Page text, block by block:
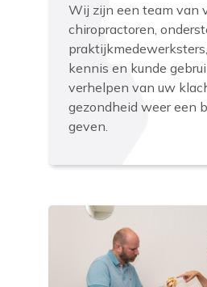
Wij zijn een team van
chiropractoren,
kennis en kunde
verhelpen van uw
gezondheid weer een
geven.